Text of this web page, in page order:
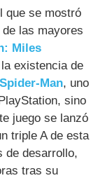
que se mostró
las mayores
Miles
existencia de
Man, uno
sino
juego se lanzó
triple A de esta
de desarrollo,
tras su